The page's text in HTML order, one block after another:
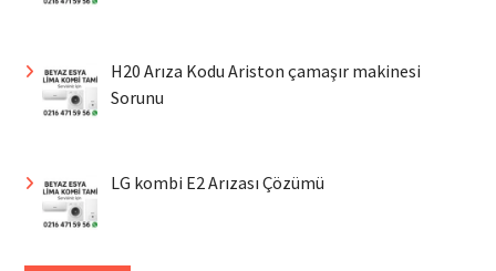
H20 Arıza Kodu Ariston çamaşır makinesi
Sorunu
LG kombi E2 Arızası Çözümü